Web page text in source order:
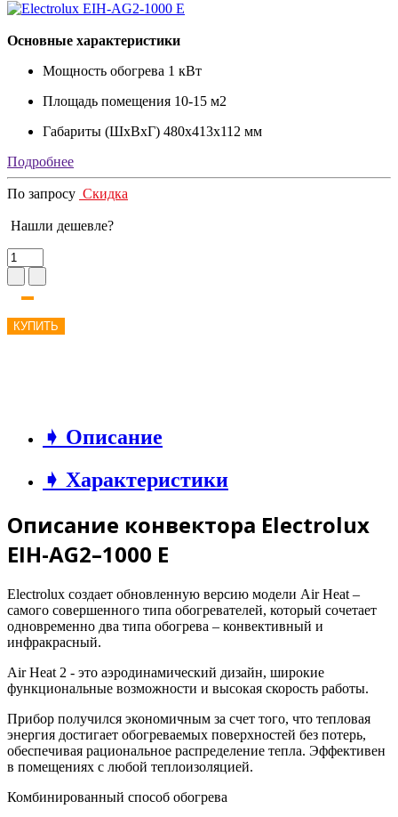
Основные характеристики
Мощность обогрева 1 кВт
Площадь помещения 10-15 м2
Габариты (ШxВxГ) 480х413х112 мм
Подробнее
По запросу Скидка
Нашли дешевле?
КУПИТЬ
➧ Описание
➧ Характеристики
Описание конвектора Electrolux
EIH-AG2–1000 E
Electrolux создает обновленную версию модели Air Heat –
cамого совершенного типа обогревателей, который сочетает
одновременно два типа обогрева – конвективный и
инфракрасный.
Air Heat 2 - это аэродинамический дизайн, широкие
функциональные возможности и высокая скорость работы.
Прибор получился экономичным за счет того, что тепловая
энергия достигает обогреваемых поверхностей без потерь,
обеспечивая рациональное распределение тепла. Эффективен
в помещениях с любой теплоизоляцией.
Комбинированный способ обогрева